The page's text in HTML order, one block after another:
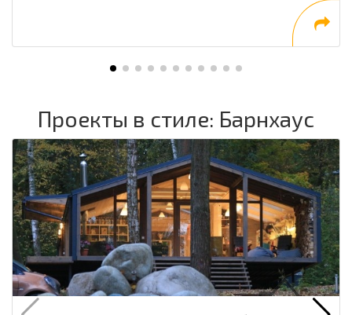
Проекты в стиле: Барнхаус